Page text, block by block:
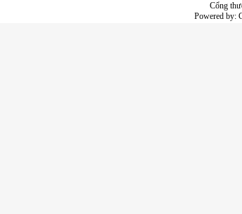
Cổng
Powered by: